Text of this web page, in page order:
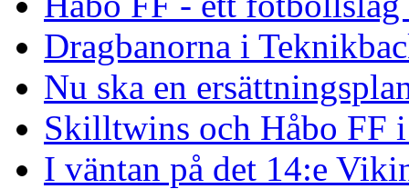
Dragbanorna i
Nu ska en
Skilltwins och Håbo FF
I väntan på det 14:e